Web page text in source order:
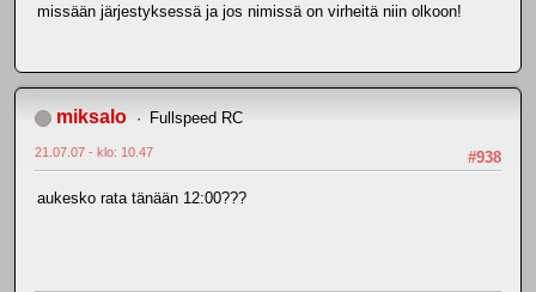
missään järjestyksessä ja jos nimissä on virheitä niin olkoon!
miksalo Fullspeed RC
#938
21.07.07 - klo: 10.47
aukesko rata tänään 12:00???